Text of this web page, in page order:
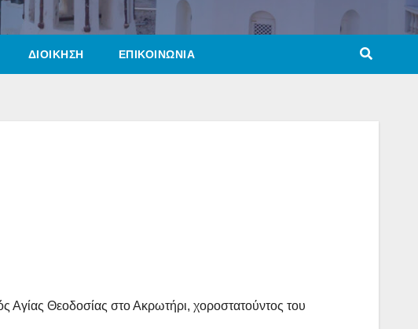
ΔΙΟΙΚΗΣΗ ΕΠΙΚΟΙΝΩΝΙΑ
Αγίας Θεοδοσίας στο Ακρωτήρι, χοροστατούντος του